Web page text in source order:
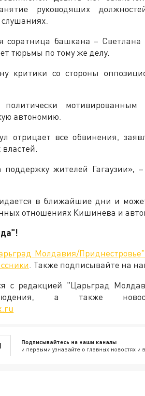
руководящих
башкана – Светлана
тюрьмы по тому же делу.
критики со стороны
мотивированным
автономию.
отрицает все обвинения,
жителей Гагаузии»,
в ближайшие дни и
отношениях Кишинева и
Молдавия/Приднестровье"
. Также подписывайте на
с редакцией "Царьград
а также
Подписывайтесь на наши каналы
и первыми узнавайте о главных новостях и